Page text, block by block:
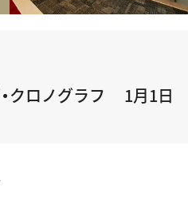
クロノグラフ 1月1日